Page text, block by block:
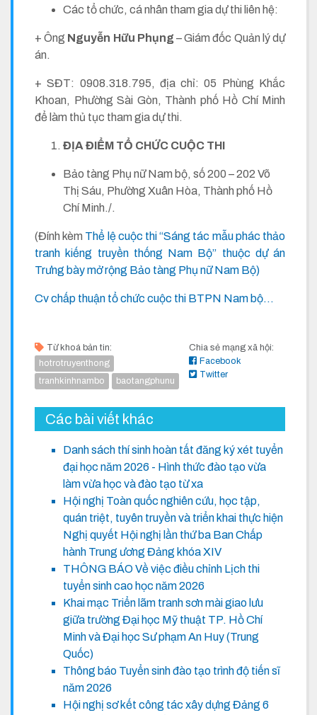
Các tổ chức, cá nhân tham gia dự thi liên hệ:
+ Ông Nguyễn Hữu Phụng – Giám đốc Quản lý dự
án.
+ SĐT: 0908.318.795, địa chỉ: 05 Phùng Khắc
Khoan, Phường Sài Gòn, Thành phố Hồ Chí Minh
để làm thủ tục tham gia dự thi.
ĐỊA ĐIỂM TỔ CHỨC CUỘC THI
Bảo tàng Phụ nữ Nam bộ, số 200 – 202 Võ
Thị Sáu, Phường Xuân Hòa, Thành phố Hồ
Chí Minh./.
(Đính kèm Thể lệ cuộc thi “Sáng tác mẫu phác thảo
tranh kiếng truyền thống Nam Bộ” thuộc dự án
Trưng bày mở rộng Bảo tàng Phụ nữ Nam Bộ)
Cv chấp thuận tổ chức cuộc thi BTPN Nam bộ...
Từ khoá bản tin:
hotrotruyenthong
tranhkinhnambo
baotangphunu
Chia sẻ mạng xã hội:
Facebook
Twitter
Các bài viết khác
Danh sách thí sinh hoàn tất đăng ký xét tuyển
đại học năm 2026 - Hình thức đào tạo vừa
làm vừa học và đào tạo từ xa
Hội nghị Toàn quốc nghiên cứu, học tập,
quán triệt, tuyên truyền và triển khai thực hiện
Nghị quyết Hội nghị lần thứ ba Ban Chấp
hành Trung ương Đảng khóa XIV
THÔNG BÁO Về việc điều chỉnh Lịch thi
tuyển sinh cao học năm 2026
Khai mạc Triển lãm tranh sơn mài giao lưu
giữa trường Đại học Mỹ thuật TP. Hồ Chí
Minh và Đại học Sư phạm An Huy (Trung
Quốc)
Thông báo Tuyển sinh đào tạo trình độ tiến sĩ
năm 2026
Hội nghị sơ kết công tác xây dựng Đảng 6